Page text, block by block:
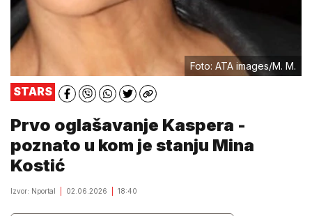
Foto: ATA images/M. M.
STARS
Prvo oglašavanje Kaspera -
poznato u kom je stanju Mina
Kostić
Izvor: Nportal 02.06.2026 18:40